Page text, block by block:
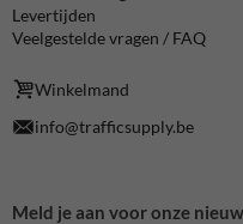
Levertijden
Veelgestelde vragen / FAQ
Winkelmand
info@trafficsupply.be
Meld je aan voor onze